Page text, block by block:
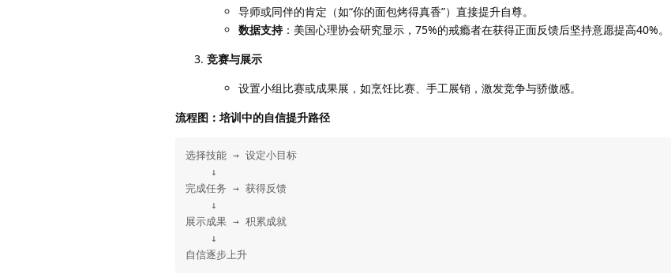
导师或同伴的肯定（如“你的面包烤得真香”）直接提升自尊。
数据支持：美国心理协会研究显示，75%的戒瘾者在获得正面反馈后坚持意愿提高40%。
竞赛与展示
设置小组比赛或成果展，如烹饪比赛、手工展销，激发竞争与骄傲感。
流程图：培训中的自信提升路径
选择技能 → 设定小目标
    ↓
完成任务 → 获得反馈
    ↓
展示成果 → 积累成就
    ↓
自信逐步上升